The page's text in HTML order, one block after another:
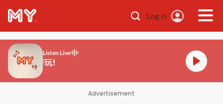
Log in
Listen Live
MY FM 好玩!
Advertisement